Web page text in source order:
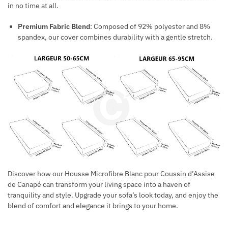
in no time at all.
Premium Fabric Blend: Composed of 92% polyester and 8%
spandex, our cover combines durability with a gentle stretch.
Discover how our Housse Microfibre Blanc pour Coussin d’Assise
de Canapé can transform your living space into a haven of
tranquility and style. Upgrade your sofa’s look today, and enjoy the
blend of comfort and elegance it brings to your home.